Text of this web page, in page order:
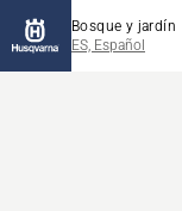
Bosque y jardín
ES, Español